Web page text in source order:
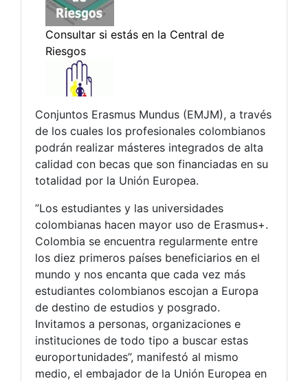
Conjuntos Erasmus Mundus (EMJM), a través
de los cuales los profesionales colombianos
podrán realizar másteres integrados de alta
calidad con becas que son financiadas en su
totalidad por la Unión Europea.
”Los estudiantes y las universidades
colombianas hacen mayor uso de Erasmus+.
Colombia se encuentra regularmente entre
los diez primeros países beneficiarios en el
mundo y nos encanta que cada vez más
estudiantes colombianos escojan a Europa
de destino de estudios y posgrado.
Invitamos a personas, organizaciones e
instituciones de todo tipo a buscar estas
europortunidades”, manifestó al mismo
medio, el embajador de la Unión Europea en